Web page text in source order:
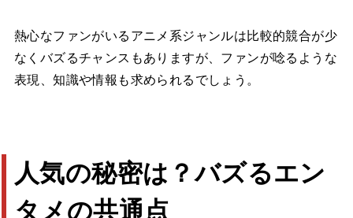
熱心なファンがいるアニメ系ジャンルは比較的競合が少
なくバズるチャンスもありますが、ファンが唸るような
表現、知識や情報も求められるでしょう。
人気の秘密は？バズるエン
タメの共通点